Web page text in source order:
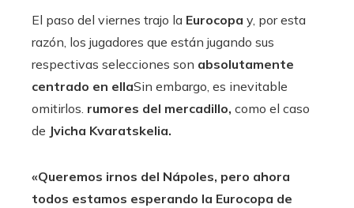
El paso del viernes trajo la Eurocopa y, por esta
razón, los jugadores que están jugando sus
respectivas selecciones son absolutamente
centrado en ellaSin embargo, es inevitable
omitirlos. rumores del mercadillo, como el caso
de Jvicha Kvaratskelia.
«Queremos irnos del Nápoles, pero ahora
todos estamos esperando la Eurocopa de